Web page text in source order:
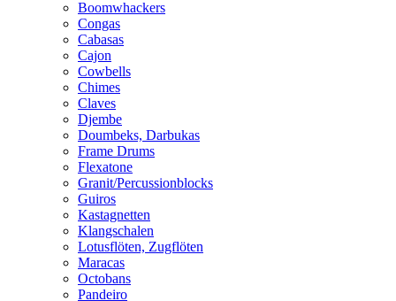
Boomwhackers
Congas
Cabasas
Cajon
Cowbells
Chimes
Claves
Djembe
Doumbeks, Darbukas
Frame Drums
Flexatone
Granit/Percussionblocks
Guiros
Kastagnetten
Klangschalen
Lotusflöten, Zugflöten
Maracas
Octobans
Pandeiro